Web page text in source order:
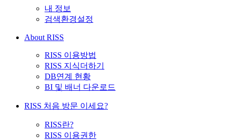
내 정보
검색환경설정
About RISS
RISS 이용방법
RISS 지식더하기
DB연계 현황
BI 및 배너 다운로드
RISS 처음 방문 이세요?
RISS란?
RISS 이용권한